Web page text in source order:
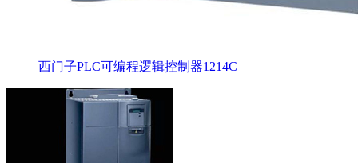
西门子PLC可编程逻辑控制器1214C